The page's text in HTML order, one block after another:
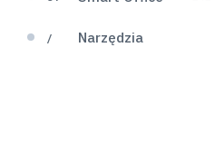
/ Narzędzia